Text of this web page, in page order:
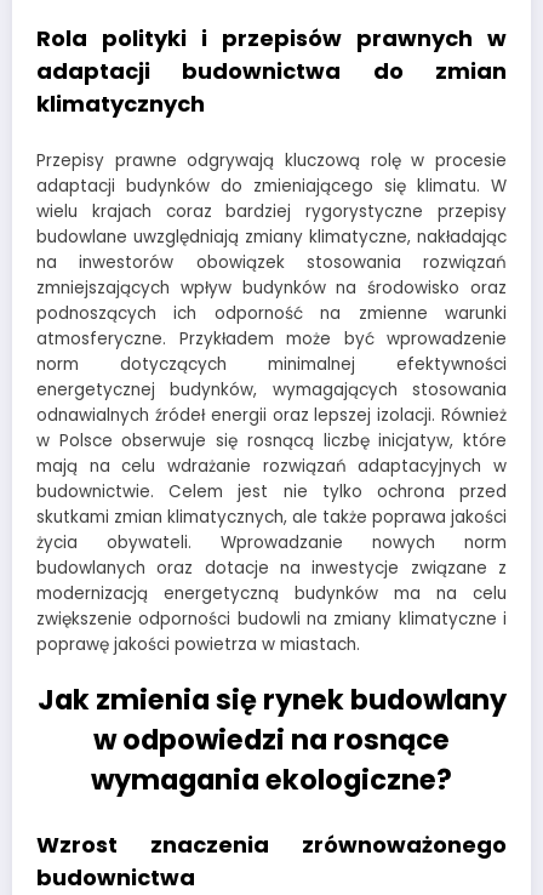
Rola polityki i przepisów prawnych w
adaptacji budownictwa do zmian
klimatycznych
Przepisy prawne odgrywają kluczową rolę w procesie
adaptacji budynków do zmieniającego się klimatu. W
wielu krajach coraz bardziej rygorystyczne przepisy
budowlane uwzględniają zmiany klimatyczne, nakładając
na inwestorów obowiązek stosowania rozwiązań
zmniejszających wpływ budynków na środowisko oraz
podnoszących ich odporność na zmienne warunki
atmosferyczne. Przykładem może być wprowadzenie
norm dotyczących minimalnej efektywności
energetycznej budynków, wymagających stosowania
odnawialnych źródeł energii oraz lepszej izolacji. Również
w Polsce obserwuje się rosnącą liczbę inicjatyw, które
mają na celu wdrażanie rozwiązań adaptacyjnych w
budownictwie. Celem jest nie tylko ochrona przed
skutkami zmian klimatycznych, ale także poprawa jakości
życia obywateli. Wprowadzanie nowych norm
budowlanych oraz dotacje na inwestycje związane z
modernizacją energetyczną budynków ma na celu
zwiększenie odporności budowli na zmiany klimatyczne i
poprawę jakości powietrza w miastach.
Jak zmienia się rynek budowlany
w odpowiedzi na rosnące
wymagania ekologiczne?
Wzrost znaczenia zrównoważonego
budownictwa